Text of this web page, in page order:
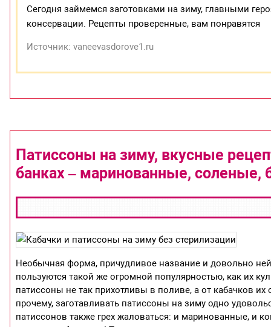
Сегодня займемся заготовками на зиму, главными
консервации. Рецепты проверенные, вам понравятся
Источник: vaneevasdorove1.ru
Патиссоны на зиму, вкусные
банках – маринованные, соленые,
Необычная форма, причудливое название и довольно
пользуются такой же огромной популярностью, как их
патиссоны не так прихотливы в поливе, а от кабачков
прочему, заготавливать патиссоны на зиму одно
патиссонов также грех жаловаться: и маринованные, и